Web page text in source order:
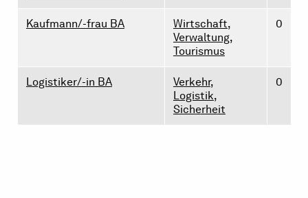
Kaufmann/-frau BA
Wirtschaft,
Verwaltung,
Tourismus
0
Logistiker/-in BA
Verkehr,
Logistik,
Sicherheit
0